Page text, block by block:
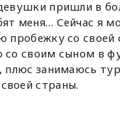
пришли в
меня… Сейчас я
пробежку со своей
со своим сыном в
плюс занимаюсь
страны.